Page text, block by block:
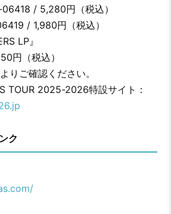
/ 5,280円（税込）
/ 1,980円（税込）
LP』
円（税込）
りご確認ください。
TOUR 2025-2026特設サイト：
ク